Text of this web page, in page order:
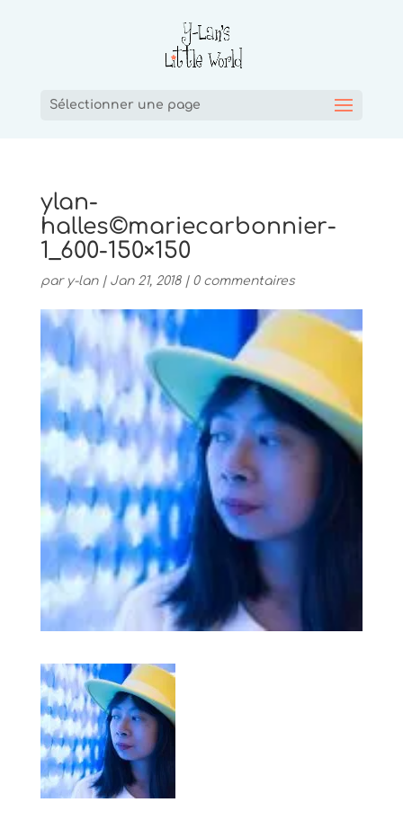
Sélectionner une page
ylan-
halles©mariecarbonnier-
1_600-150×150
par y-lan| Jan 21, 2018| 0 commentaires